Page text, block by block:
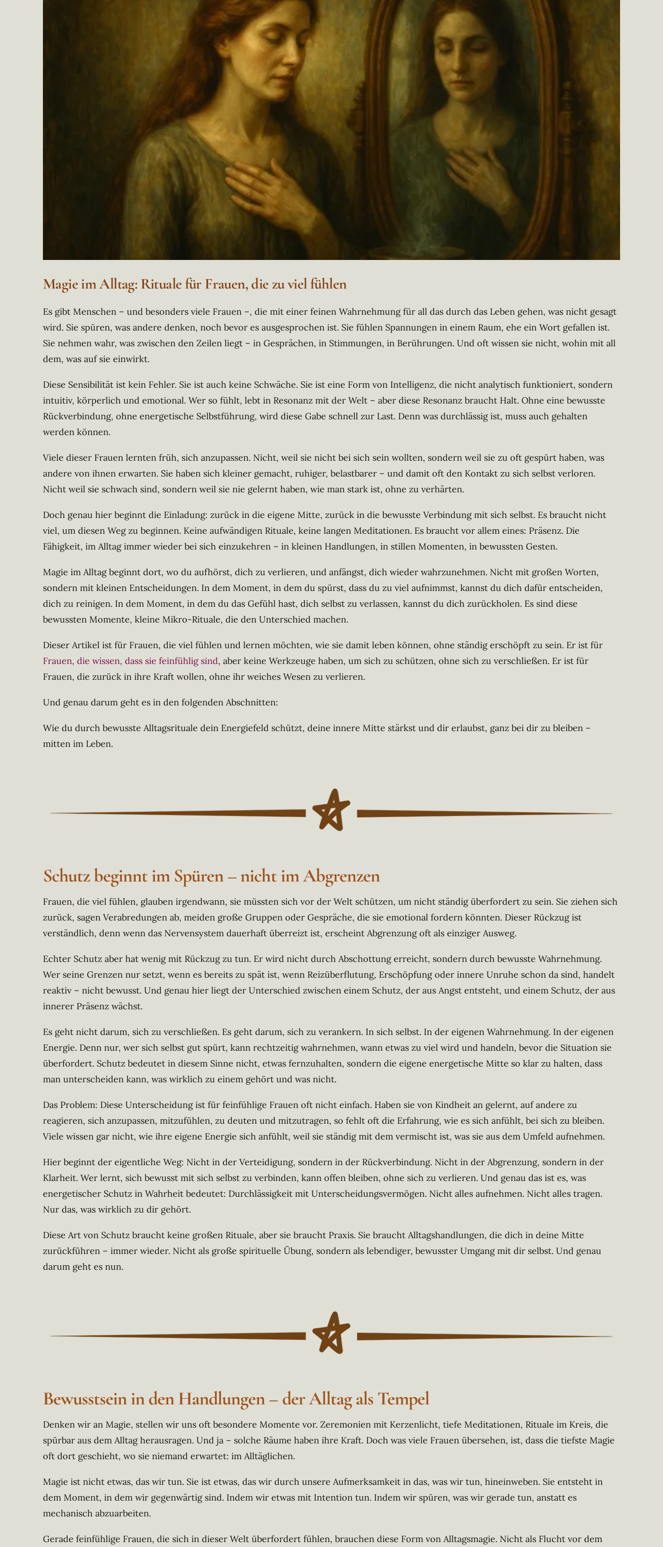
Magie im Alltag: Rituale für Frauen, die zu viel fühlen
Es gibt Menschen – und besonders viele Frauen –, die mit einer feinen Wahrnehmung für all das durch das Leben gehen, was nicht gesagt
wird. Sie spüren, was andere denken, noch bevor es ausgesprochen ist. Sie fühlen Spannungen in einem Raum, ehe ein Wort gefallen ist.
Sie nehmen wahr, was zwischen den Zeilen liegt – in Gesprächen, in Stimmungen, in Berührungen. Und oft wissen sie nicht, wohin mit all
dem, was auf sie einwirkt.
Diese Sensibilität ist kein Fehler. Sie ist auch keine Schwäche. Sie ist eine Form von Intelligenz, die nicht analytisch funktioniert, sondern
intuitiv, körperlich und emotional. Wer so fühlt, lebt in Resonanz mit der Welt – aber diese Resonanz braucht Halt. Ohne eine bewusste
Rückverbindung, ohne energetische Selbstführung, wird diese Gabe schnell zur Last. Denn was durchlässig ist, muss auch gehalten
werden können.
Viele dieser Frauen lernten früh, sich anzupassen. Nicht, weil sie nicht bei sich sein wollten, sondern weil sie zu oft gespürt haben, was
andere von ihnen erwarten. Sie haben sich kleiner gemacht, ruhiger, belastbarer – und damit oft den Kontakt zu sich selbst verloren.
Nicht weil sie schwach sind, sondern weil sie nie gelernt haben, wie man stark ist, ohne zu verhärten.
Doch genau hier beginnt die Einladung: zurück in die eigene Mitte, zurück in die bewusste Verbindung mit sich selbst. Es braucht nicht
viel, um diesen Weg zu beginnen. Keine aufwändigen Rituale, keine langen Meditationen. Es braucht vor allem eines: Präsenz. Die
Fähigkeit, im Alltag immer wieder bei sich einzukehren – in kleinen Handlungen, in stillen Momenten, in bewussten Gesten.
Magie im Alltag beginnt dort, wo du aufhörst, dich zu verlieren, und anfängst, dich wieder wahrzunehmen. Nicht mit großen Worten,
sondern mit kleinen Entscheidungen. In dem Moment, in dem du spürst, dass du zu viel aufnimmst, kannst du dich dafür entscheiden,
dich zu reinigen. In dem Moment, in dem du das Gefühl hast, dich selbst zu verlassen, kannst du dich zurückholen. Es sind diese
bewussten Momente, kleine Mikro-Rituale, die den Unterschied machen.
Dieser Artikel ist für Frauen, die viel fühlen und lernen möchten, wie sie damit leben können, ohne ständig erschöpft zu sein. Er ist für
Frauen, die wissen, dass sie feinfühlig sind, aber keine Werkzeuge haben, um sich zu schützen, ohne sich zu verschließen. Er ist für
Frauen, die zurück in ihre Kraft wollen, ohne ihr weiches Wesen zu verlieren.
Und genau darum geht es in den folgenden Abschnitten:
Wie du durch bewusste Alltagsrituale dein Energiefeld schützt, deine innere Mitte stärkst und dir erlaubst, ganz bei dir zu bleiben –
mitten im Leben.
Schutz beginnt im Spüren – nicht im Abgrenzen
Frauen, die viel fühlen, glauben irgendwann, sie müssten sich vor der Welt schützen, um nicht ständig überfordert zu sein. Sie ziehen sich
zurück, sagen Verabredungen ab, meiden große Gruppen oder Gespräche, die sie emotional fordern könnten. Dieser Rückzug ist
verständlich, denn wenn das Nervensystem dauerhaft überreizt ist, erscheint Abgrenzung oft als einziger Ausweg.
Echter Schutz aber hat wenig mit Rückzug zu tun. Er wird nicht durch Abschottung erreicht, sondern durch bewusste Wahrnehmung.
Wer seine Grenzen nur setzt, wenn es bereits zu spät ist, wenn Reizüberflutung, Erschöpfung oder innere Unruhe schon da sind, handelt
reaktiv – nicht bewusst. Und genau hier liegt der Unterschied zwischen einem Schutz, der aus Angst entsteht, und einem Schutz, der aus
innerer Präsenz wächst.
Es geht nicht darum, sich zu verschließen. Es geht darum, sich zu verankern. In sich selbst. In der eigenen Wahrnehmung. In der eigenen
Energie. Denn nur, wer sich selbst gut spürt, kann rechtzeitig wahrnehmen, wann etwas zu viel wird und handeln, bevor die Situation sie
überfordert. Schutz bedeutet in diesem Sinne nicht, etwas fernzuhalten, sondern die eigene energetische Mitte so klar zu halten, dass
man unterscheiden kann, was wirklich zu einem gehört und was nicht.
Das Problem: Diese Unterscheidung ist für feinfühlige Frauen oft nicht einfach. Haben sie von Kindheit an gelernt, auf andere zu
reagieren, sich anzupassen, mitzufühlen, zu deuten und mitzutragen, so fehlt oft die Erfahrung, wie es sich anfühlt, bei sich zu bleiben.
Viele wissen gar nicht, wie ihre eigene Energie sich anfühlt, weil sie ständig mit dem vermischt ist, was sie aus dem Umfeld aufnehmen.
Hier beginnt der eigentliche Weg: Nicht in der Verteidigung, sondern in der Rückverbindung. Nicht in der Abgrenzung, sondern in der
Klarheit. Wer lernt, sich bewusst mit sich selbst zu verbinden, kann offen bleiben, ohne sich zu verlieren. Und genau das ist es, was
energetischer Schutz in Wahrheit bedeutet: Durchlässigkeit mit Unterscheidungsvermögen. Nicht alles aufnehmen. Nicht alles tragen.
Nur das, was wirklich zu dir gehört.
Diese Art von Schutz braucht keine großen Rituale, aber sie braucht Praxis. Sie braucht Alltagshandlungen, die dich in deine Mitte
zurückführen – immer wieder. Nicht als große spirituelle Übung, sondern als lebendiger, bewusster Umgang mit dir selbst. Und genau
darum geht es nun.
Bewusstsein in den Handlungen – der Alltag als Tempel
Denken wir an Magie, stellen wir uns oft besondere Momente vor. Zeremonien mit Kerzenlicht, tiefe Meditationen, Rituale im Kreis, die
spürbar aus dem Alltag herausragen. Und ja – solche Räume haben ihre Kraft. Doch was viele Frauen übersehen, ist, dass die tiefste Magie
oft dort geschieht, wo sie niemand erwartet: im Alltäglichen.
Magie ist nicht etwas, das wir tun. Sie ist etwas, das wir durch unsere Aufmerksamkeit in das, was wir tun, hineinweben. Sie entsteht in
dem Moment, in dem wir gegenwärtig sind. Indem wir etwas mit Intention tun. Indem wir spüren, was wir gerade tun, anstatt es
mechanisch abzuarbeiten.
Gerade feinfühlige Frauen, die sich in dieser Welt überfordert fühlen, brauchen diese Form von Alltagsmagie. Nicht als Flucht vor dem